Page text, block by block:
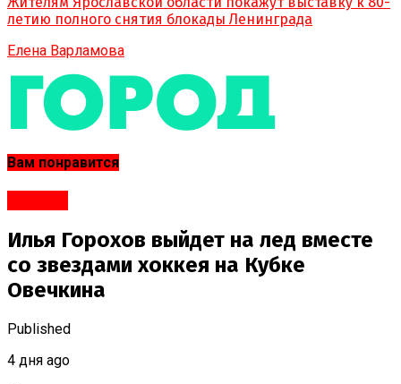
летию полного снятия блокады Ленинграда
Елена Варламова
Вам понравится
Илья Горохов выйдет на лед вместе
со звездами хоккея на Кубке
Овечкина
Published
4 дня ago